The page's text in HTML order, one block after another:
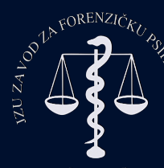
content